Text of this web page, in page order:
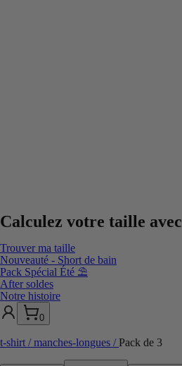
Calculez votre taille avec
Trouver ma taille
Nouveauté - Short de bain
Pack Spécial Été ⛱️
After soldes
Notre histoire
0
t-shirt / manches-longues /Pack de 3